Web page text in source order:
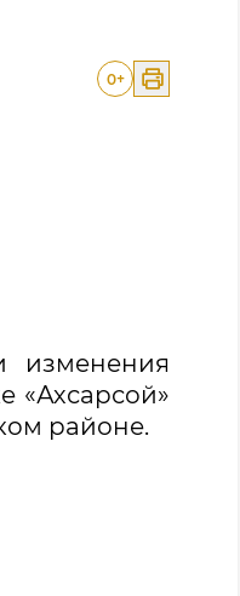
0+
изменения
«Ахсарсой»
районе.